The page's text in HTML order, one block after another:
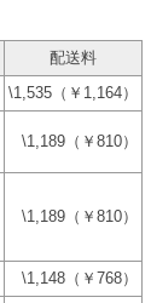
配送料
\1,535（￥1,164）
\1,189（￥810）
\1,189（￥810）
\1,148（￥768）